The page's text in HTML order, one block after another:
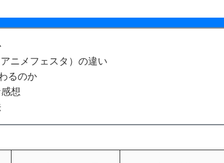
ニメフェスタ）の違い
るのか
想